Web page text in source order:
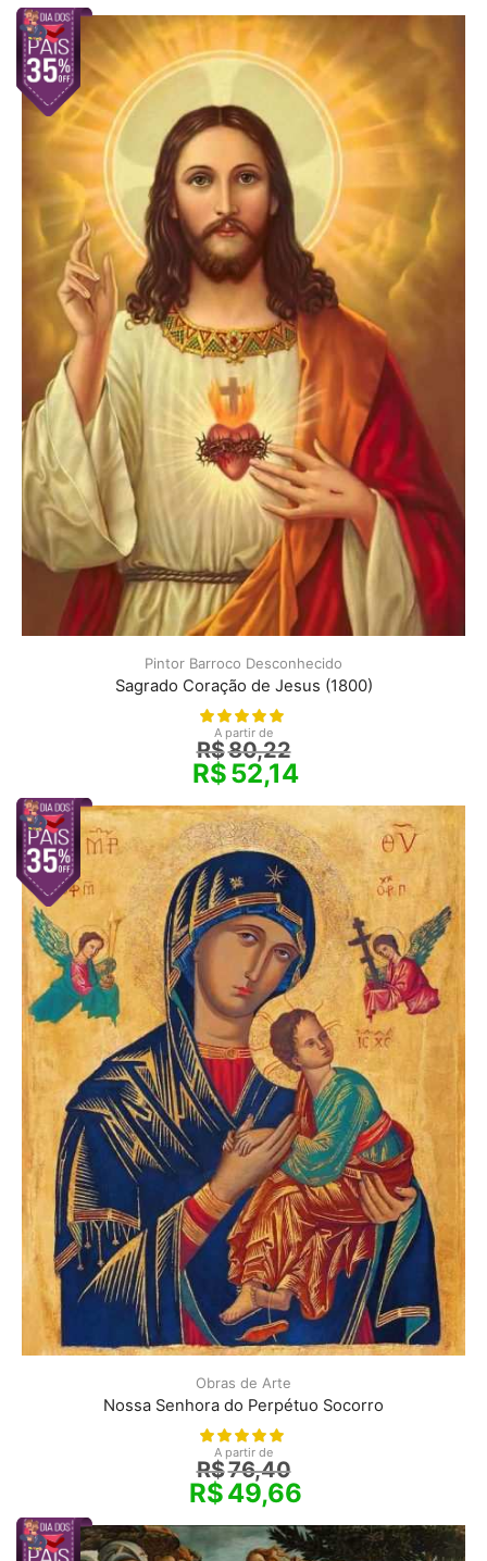
Pintor Barroco Desconhecido
Sagrado Coração de Jesus (1800)
A partir de
R$80,22
R$52,14
Obras de Arte
Nossa Senhora do Perpétuo Socorro
A partir de
R$76,40
R$49,66